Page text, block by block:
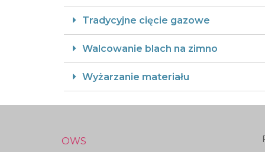
Tradycyjne cięcie gazowe
Walcowanie blach na zimno
Wyżarzanie materiału
OWS